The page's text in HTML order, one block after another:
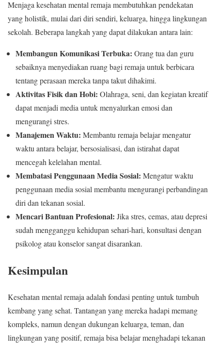
Menjaga kesehatan mental remaja membutuhkan pendekatan
yang holistik, mulai dari diri sendiri, keluarga, hingga lingkungan
sekolah. Beberapa langkah yang dapat dilakukan antara lain:
Membangun Komunikasi Terbuka: Orang tua dan guru
sebaiknya menyediakan ruang bagi remaja untuk berbicara
tentang perasaan mereka tanpa takut dihakimi.
Aktivitas Fisik dan Hobi: Olahraga, seni, dan kegiatan kreatif
dapat menjadi media untuk menyalurkan emosi dan
mengurangi stres.
Manajemen Waktu: Membantu remaja belajar mengatur
waktu antara belajar, bersosialisasi, dan istirahat dapat
mencegah kelelahan mental.
Membatasi Penggunaan Media Sosial: Mengatur waktu
penggunaan media sosial membantu mengurangi perbandingan
diri dan tekanan sosial.
Mencari Bantuan Profesional: Jika stres, cemas, atau depresi
sudah mengganggu kehidupan sehari-hari, konsultasi dengan
psikolog atau konselor sangat disarankan.
Kesimpulan
Kesehatan mental remaja adalah fondasi penting untuk tumbuh
kembang yang sehat. Tantangan yang mereka hadapi memang
kompleks, namun dengan dukungan keluarga, teman, dan
lingkungan yang positif, remaja bisa belajar menghadapi tekanan